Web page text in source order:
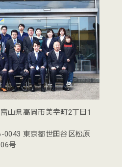
山県高岡市美幸町2丁目1
0043 東京都世田谷区松原
号